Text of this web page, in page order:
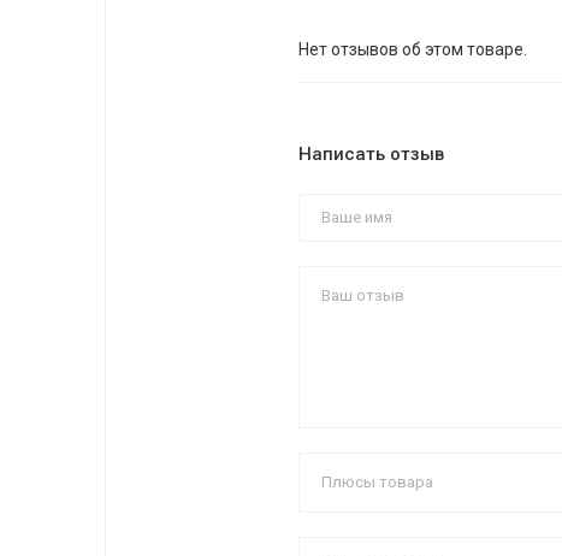
Нет отзывов об этом товаре.
Написать отзыв